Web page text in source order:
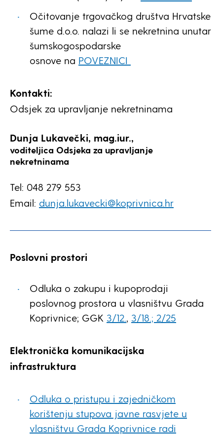
Očitovanje trgovačkog društva Hrvatske
šume d.o.o. nalazi li se nekretnina unutar
šumskogospodarske
osnove na POVEZNICI
Kontakti:
Odsjek za upravljanje nekretninama
Dunja Lukavečki, mag.iur.,
voditeljica Odsjeka za upravljanje
nekretninama
Tel: 048 279 553
Email: dunja.lukavecki@koprivnica.hr
Poslovni prostori
Odluka o zakupu i kupoprodaji
poslovnog prostora u vlasništvu Grada
Koprivnice; GGK 3/12., 3/18.; 2/25
Elektronička komunikacijska
infrastruktura
Odluka o pristupu i zajedničkom
korištenju stupova javne rasvjete u
vlasništvu Grada Koprivnice radi